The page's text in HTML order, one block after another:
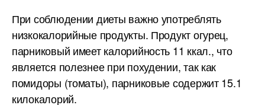
При соблюдении диеты важно употреблять
низкокалорийные продукты. Продукт огурец,
парниковый имеет калорийность 11 ккал., что
является полезнее при похудении, так как
помидоры (томаты), парниковые содержит 15.1
килокалорий.